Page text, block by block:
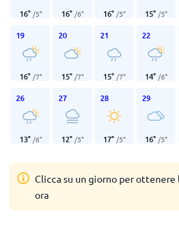
16° /5° 16° /6° 16° /5° 15° /5°
19
16° /7°
20
15° /7°
21
15° /7°
22
14° /6°
26
13° /6°
27
12° /5°
28
17° /5°
29
16° /5°
Clicca su un giorno per
ora